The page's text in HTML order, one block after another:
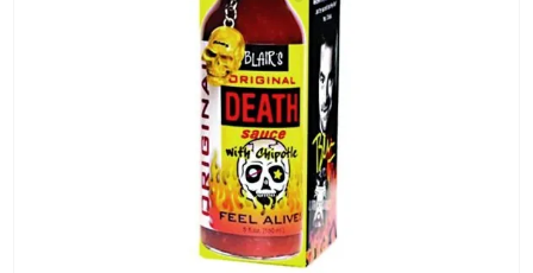
IN 24/48
ORE AD
ECCEZIONE
DI ALCUNE
AREE